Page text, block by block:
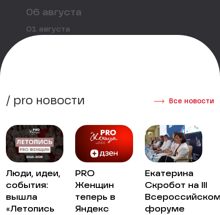
06 августа
01 августа
/ pro новости Все новости
Люди, идеи,
события:
вышла
«Летопись
PRO
Женщин
теперь в
Яндекс
Екатерина
Скробот на III
форуме